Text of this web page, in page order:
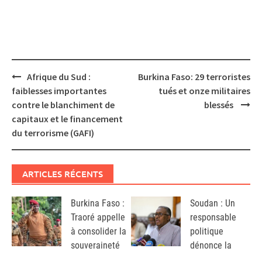
Post
navigation
Afrique du Sud :
faiblesses importantes
contre le blanchiment de
capitaux et le financement
du terrorisme (GAFI)
Burkina Faso: 29 terroristes
tués et onze militaires
blessés
ARTICLES RÉCENTS
Burkina Faso :
Traoré appelle
à consolider la
souveraineté
Soudan : Un
responsable
politique
dénonce la